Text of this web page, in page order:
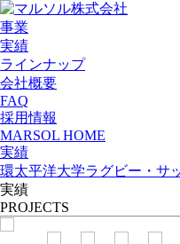
事業
実績
ラインナップ
会社概要
FAQ
採用情報
MARSOL HOME
実績
環太平洋大学ラグビー・サ
実績
PROJECTS